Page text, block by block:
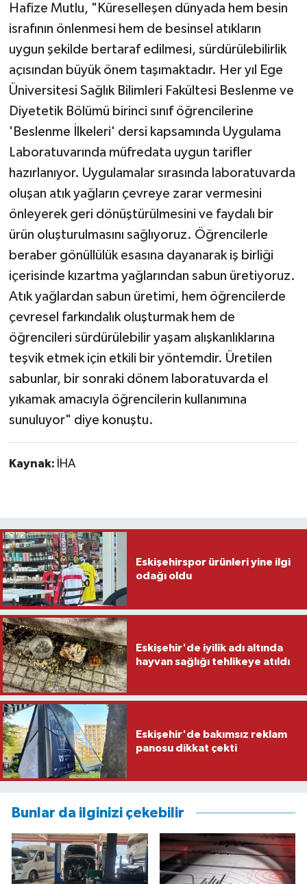
Hafize Mutlu, "Küreselleşen dünyada hem besin
israfının önlenmesi hem de besinsel atıkların
uygun şekilde bertaraf edilmesi, sürdürülebilirlik
açısından büyük önem taşımaktadır. Her yıl Ege
Üniversitesi Sağlık Bilimleri Fakültesi Beslenme ve
Diyetetik Bölümü birinci sınıf öğrencilerine
'Beslenme İlkeleri' dersi kapsamında Uygulama
Laboratuvarında müfredata uygun tarifler
hazırlanıyor. Uygulamalar sırasında laboratuvarda
oluşan atık yağların çevreye zarar vermesini
önleyerek geri dönüştürülmesini ve faydalı bir
ürün oluşturulmasını sağlıyoruz. Öğrencilerle
beraber gönüllülük esasına dayanarak iş birliği
içerisinde kızartma yağlarından sabun üretiyoruz.
Atık yağlardan sabun üretimi, hem öğrencilerde
çevresel farkındalık oluşturmak hem de
öğrencileri sürdürülebilir yaşam alışkanlıklarına
teşvik etmek için etkili bir yöntemdir. Üretilen
sabunlar, bir sonraki dönem laboratuvarda el
yıkamak amacıyla öğrencilerin kullanımına
sunuluyor" diye konuştu.
Kaynak: İHA
Eskişehirspor ürünleri yine ilgi
odağı oldu
Eskişehir'de iyilik adı altında
hayvan sağlığı tehlikeye atıldı
Eskişehir'de bakımsız reklam
panosu dikkat çekti
Bunlar da ilginizi çekebilir